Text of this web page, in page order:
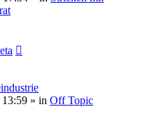
» in Off Topic